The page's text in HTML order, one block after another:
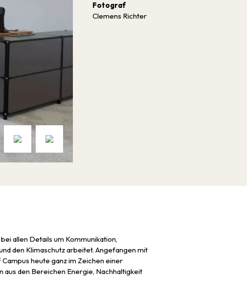
Fotograf
Clemens Richter
allen Details um Kommunikation,
den Klimaschutz arbeitet. Angefangen mit
heute ganz im Zeichen einer
den Bereichen Energie, Nachhaltigkeit